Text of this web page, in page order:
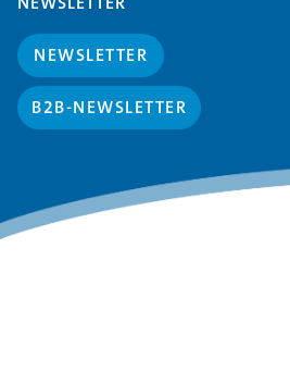
NEWSLETTER
B2B-NEWSLETTER